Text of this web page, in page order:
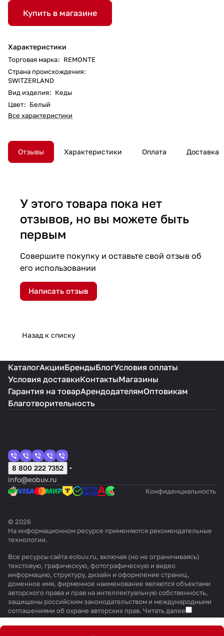
Купить в магазине
Характеристики
Торговая марка: REMONTE
Страна происхождения:
SWITZERLAND
Вид изделия: Кеды
Цвет: Белый
Все характеристики
Отзывы Характеристики Оплата Доставка
У этого товара пока нет
отзывов, но вы можете быть
первым
Совершите покупку и оставьте свой отзыв об
его использовании
Написать отзыв
Назад к списку
КаталогАкцииБрендыБлогУсловия оплаты
Условия доставкиКонтактыМагазины
Гарантия на товарАрендодателямОптовикам
Благотворительность
8 800 222 7352
info@eobuv.ru
Конфиденциальность
© 2026
На информационном ресурсе применяются рекомендательные
технологии.
Все ресурсы сайта eobuv.ru, включая (но не ограничиваясь)
текстовую, графическую, фотографическую и видео
информацию, структуру, дизайн и оформление страниц,
доменное имя, фирменное наименование являются объектами
авторского права и прав на интеллектуальную собственность,
защищены российским законодательством и международными
соглашениями об охране авторских прав. Читать далее